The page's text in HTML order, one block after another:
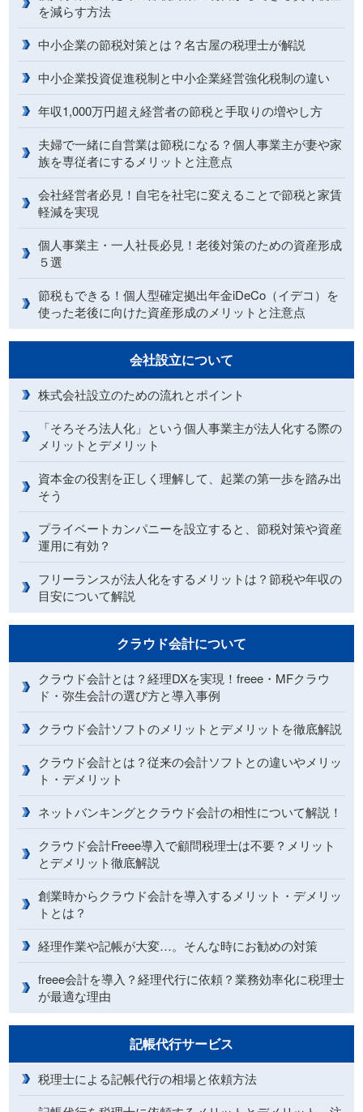
を減らす方法
中小企業の節税対策とは？名古屋の税理士が解説
中小企業投資促進税制と中小企業経営強化税制の違い
年収1,000万円超え経営者の節税と手取りの増やし方
夫婦で一緒に自営業は節税になる？個人事業主が妻や家
族を専従者にするメリットと注意点
会社経営者必見！自宅を社宅に変えることで節税と家賃
軽減を実現
個人事業主・一人社長必見！老後対策のための資産形成
５選
節税もできる！個人型確定拠出年金iDeCo（イデコ）を
使った老後に向けた資産形成のメリットと注意点
会社設立について
株式会社設立のための流れとポイント
「そろそろ法人化」という個人事業主が法人化する際の
メリットとデメリット
資本金の役割を正しく理解して、起業の第一歩を踏み出
そう
プライベートカンパニーを設立すると、節税対策や資産
運用に有効？
フリーランスが法人化をするメリットは？節税や年収の
目安について解説
クラウド会計について
クラウド会計とは？経理DXを実現！freee・MFクラウ
ド・弥生会計の選び方と導入事例
クラウド会計ソフトのメリットとデメリットを徹底解説
クラウド会計とは？従来の会計ソフトとの違いやメリッ
ト・デメリット
ネットバンキングとクラウド会計の相性について解説！
クラウド会計Freee導入で顧問税理士は不要？メリット
とデメリット徹底解説
創業時からクラウド会計を導入するメリット・デメリッ
トとは？
経理作業や記帳が大変…。そんな時にお勧めの対策
freee会計を導入？経理代行に依頼？業務効率化に税理士
が最適な理由
記帳代行サービス
税理士による記帳代行の相場と依頼方法